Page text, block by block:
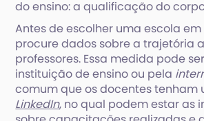
do ensino: a qualificação do
Antes de escolher uma escola em
procure dados sobre a trajetória
professores. Essa medida pode
instituição de ensino ou pela
comum que os docentes tenham
LinkedIn, no qual podem estar as